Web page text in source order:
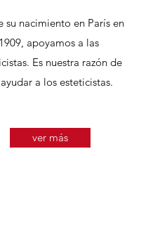
su nacimiento en París en
1909, apoyamos a las
Es nuestra razón de
a los esteticistas.
ver más